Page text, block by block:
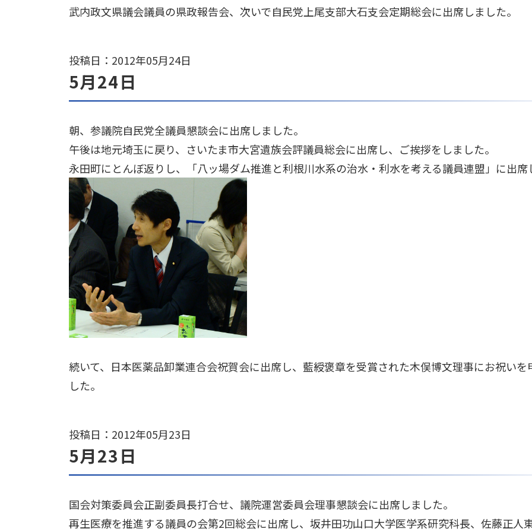
武内政文県議会議員の県政報告会、次いで自民党上尾支部大石支会定期総会に出席しました。
投稿日：2012年05月24日
5月24日
朝、参議院自民党全議員懇談会に出席しました。
午後は地元埼玉に戻り、さいたま市大宮遺族会評議員総会に出席し、ご挨拶をしました。
永田町にとんぼ返りし、「八ッ場ダム推進と利根川水系の治水・利水を考える議員連盟」に出席
続いて、日本医薬品卸業連合会祝賀会に出席し、藍綬褒章を受賞された木俣博文理事にお祝いを
した。
投稿日：2012年05月23日
5月23日
国会対策委員会正副委員長打合せ、議院運営委員会理事懇談会に出席しました。
再生医療を推進する議員の会第2回総会に出席し、坂井田功山口大学医学系研究科長、佐藤正人